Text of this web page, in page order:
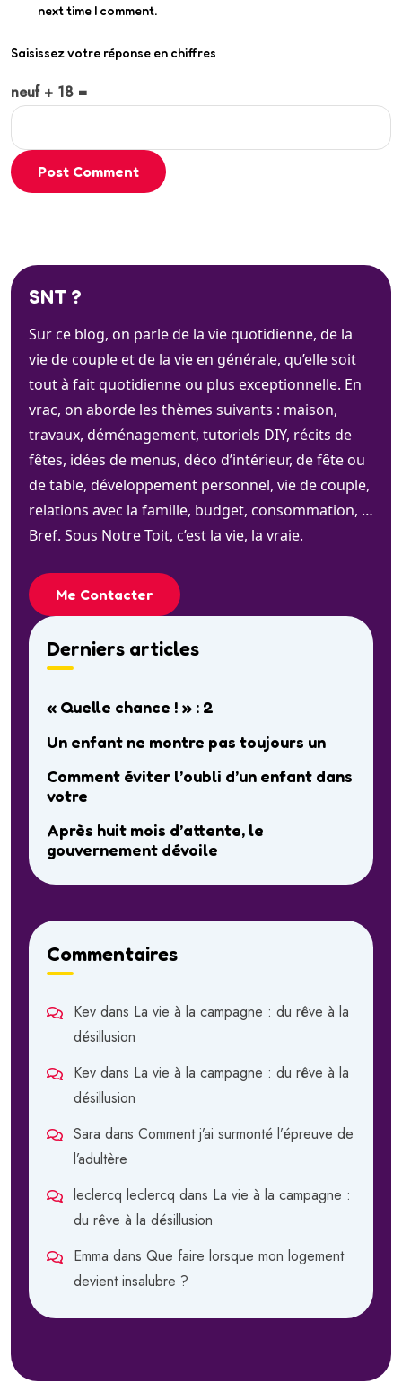
next time I comment.
Saisissez votre réponse en chiffres
neuf + 18 =
Post Comment
SNT ?
Sur ce blog, on parle de la vie quotidienne, de la
vie de couple et de la vie en générale, qu’elle soit
tout à fait quotidienne ou plus exceptionnelle. En
vrac, on aborde les thèmes suivants : maison,
travaux, déménagement, tutoriels DIY, récits de
fêtes, idées de menus, déco d’intérieur, de fête ou
de table, développement personnel, vie de couple,
relations avec la famille, budget, consommation, …
Bref. Sous Notre Toit, c’est la vie, la vraie.
Me Contacter
Derniers articles
« Quelle chance ! » : 2
Un enfant ne montre pas toujours un
Comment éviter l’oubli d’un enfant dans
votre
Après huit mois d’attente, le
gouvernement dévoile
Commentaires
Kev dans La vie à la campagne : du rêve à la
désillusion
Kev dans La vie à la campagne : du rêve à la
désillusion
Sara dans Comment j’ai surmonté l’épreuve de
l’adultère
leclercq leclercq dans La vie à la campagne :
du rêve à la désillusion
Emma dans Que faire lorsque mon logement
devient insalubre ?